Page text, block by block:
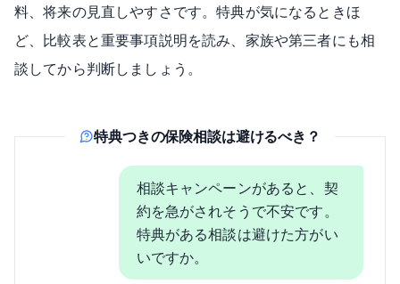
料、将来の見直しやすさです。特典が気になるときほ
ど、比較表と重要事項説明を読み、家族や第三者にも相
談してから判断しましょう。
特典つきの保険相談は避けるべき？
相談キャンペーンがあると、契
約を急がされそうで不安です。
特典がある相談は避けた方がい
いですか。